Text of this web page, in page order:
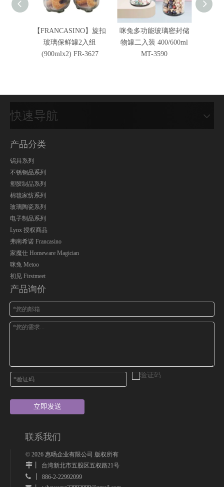
【FRANCASINO】旋扣
玻璃保鲜罐2入组
(900mlx2) FR-3627
咪兔多功能玻璃密封储
物罐二入装 400/600ml
MT-3590
快速导航
产品分类
锅具系列
不锈钢品系列
塑胶制品系列
棉毯家纺系列
玻璃陶瓷系列
电子制品系列
Lynx 授权商品
弗南希诺 Francasino
家魔仕 Homeware Magician
咪兔 Metoo
初见 Firstmeet
产品询价
立即发送
联系我们
© 2026 惠旸企业有限公司 版权所有
丨 台湾新北市五股区五权路21号
 丨 886-2-22992099